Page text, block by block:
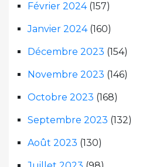
Février 2024(157)
Janvier 2024(160)
Décembre 2023 (154)
Novembre 2023 (146)
Octobre 2023 (168)
Septembre 2023 (132)
Août 2023 (130)